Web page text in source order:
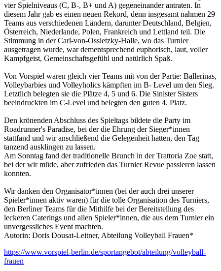
vier Spielniveaus (C, B-, B+ und A) gegeneinander antraten. In
diesem Jahr gab es einen neuen Rekord, denn insgesamt nahmen 29
Teams aus verschiedenen Ländern, darunter Deutschland, Belgien,
Österreich, Niederlande, Polen, Frankreich und Lettland teil. Die
Stimmung in der Carl-von-Ossietzky-Halle, wo das Turnier
ausgetragen wurde, war dementsprechend euphorisch, laut, voller
Kampfgeist, Gemeinschaftsgefühl und natürlich Spaß.
Von Vorspiel waren gleich vier Teams mit von der Partie: Ballerinas,
Volleybarbies und Volleyholics kämpften im B- Level um den Sieg.
Letztlich belegten sie die Plätze 4, 5 und 6. Die Sinister Sisters
beeindruckten im C-Level und belegten den guten 4. Platz.
Den krönenden Abschluss des Spieltags bildete die Party im
Roadrunner's Paradise, bei der die Ehrung der Sieger*innen
stattfand und wir anschließend die Gelegenheit hatten, den Tag
tanzend ausklingen zu lassen.
Am Sonntag fand der traditionelle Brunch in der Trattoria Zoe statt,
bei der wir müde, aber zufrieden das Turnier Revue passieren lassen
konnten.
Wir danken den Organisator*innen (bei der auch drei unserer
Spieler*innen aktiv waren) für die tolle Organisation des Turniers,
den Berliner Teams für die Mithilfe bei der Bereitstellung des
leckeren Caterings und allen Spieler*innen, die aus dem Turnier ein
unvergessliches Event machten.
Autorin: Doris Dousat-Leitner, Abteilung Volleyball Frauen*
https://www.vorspiel-berlin.de/sportangebot/abteilung/volleyball-
frauen